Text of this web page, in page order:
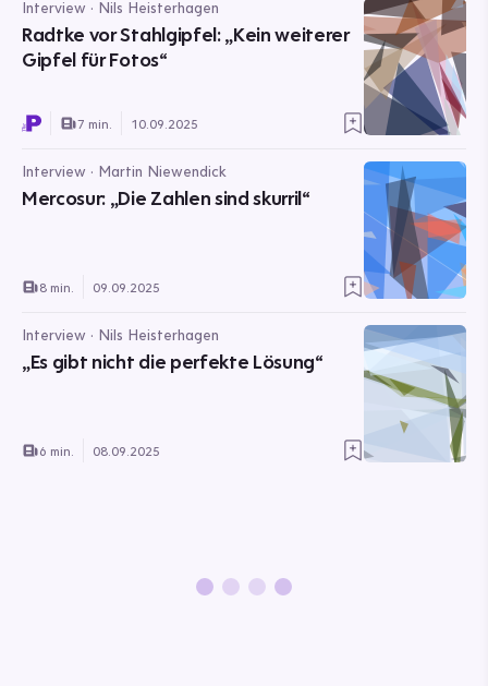
Interview · Nils Heisterhagen
Radtke vor Stahlgipfel: „Kein weiterer
Gipfel für Fotos“
7 min. 10.09.2025
Interview · Martin Niewendick
Mercosur: „Die Zahlen sind skurril“
8 min. 09.09.2025
Interview · Nils Heisterhagen
„Es gibt nicht die perfekte Lösung“
6 min. 08.09.2025